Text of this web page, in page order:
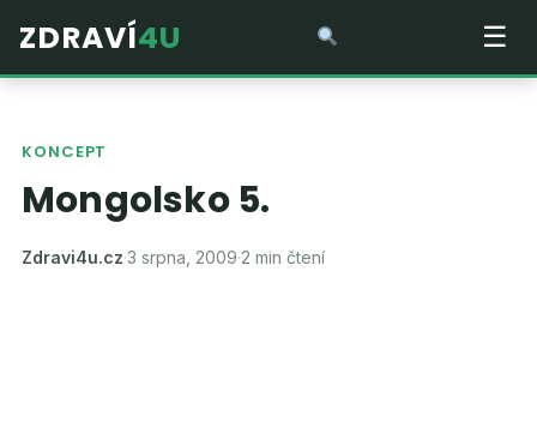
ZDRAVÍ4U ☰
KONCEPT
Mongolsko 5.
Zdravi4u.cz·3 srpna, 2009·2 min čtení